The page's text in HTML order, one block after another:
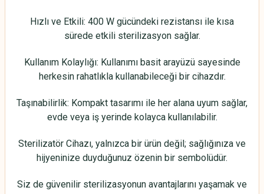
Hızlı ve Etkili: 400 W gücündeki rezistansı ile kısa
sürede etkili sterilizasyon sağlar.
Kullanım Kolaylığı: Kullanımı basit arayüzü sayesinde
herkesin rahatlıkla kullanabileceği bir cihazdır.
Taşınabilirlik: Kompakt tasarımı ile her alana uyum sağlar,
evde veya iş yerinde kolayca kullanılabilir.
Sterilizatör Cihazı, yalnızca bir ürün değil; sağlığınıza ve
hijyeninize duyduğunuz özenin bir sembolüdür.
Siz de güvenilir sterilizasyonun avantajlarını yaşamak ve